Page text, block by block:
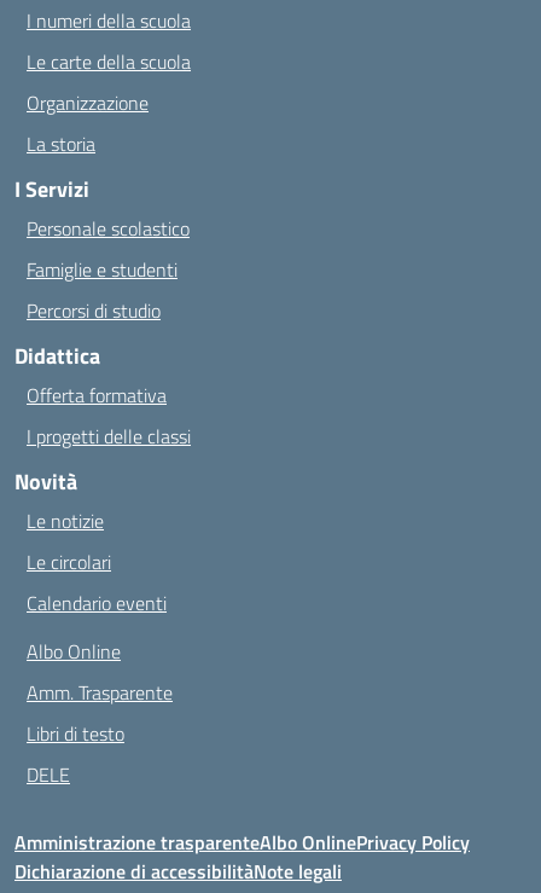
I numeri della scuola
Le carte della scuola
Organizzazione
La storia
I Servizi
Personale scolastico
Famiglie e studenti
Percorsi di studio
Didattica
Offerta formativa
I progetti delle classi
Novità
Le notizie
Le circolari
Calendario eventi
Albo Online
Amm. Trasparente
Libri di testo
DELE
Amministrazione trasparenteAlbo OnlinePrivacy Policy
Dichiarazione di accessibilitàNote legali